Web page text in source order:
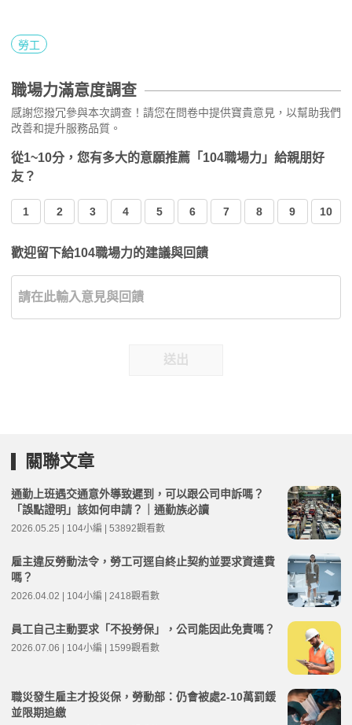
勞工
職場力滿意度調查
感謝您撥冗參與本次調查！請您在問卷中提供寶貴意見，以幫助我們
改善和提升服務品質。
從1~10分，您有多大的意願推薦「104職場力」給親朋好
友？
1 2 3 4 5 6 7 8 9 10
歡迎留下給104職場力的建議與回饋
送出
關聯文章
通勤上班遇交通意外導致遲到，可以跟公司申訴嗎？
「誤點證明」該如何申請？｜通勤族必讀
2026.05.25 | 104小編 | 53892觀看數
雇主違反勞動法令，勞工可逕自終止契約並要求資遣費
嗎？
2026.04.02 | 104小編 | 2418觀看數
員工自己主動要求「不投勞保」，公司能因此免責嗎？
2026.07.06 | 104小編 | 1599觀看數
職災發生雇主才投災保，勞動部：仍會被處2-10萬罰鍰
並限期追繳